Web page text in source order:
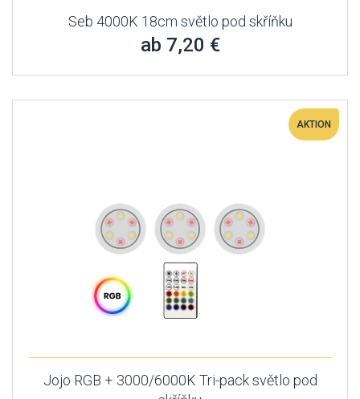
Seb 4000K 18cm světlo pod skříňku
ab 7,20 €
AKTION
Jojo RGB + 3000/6000K Tri-pack světlo pod